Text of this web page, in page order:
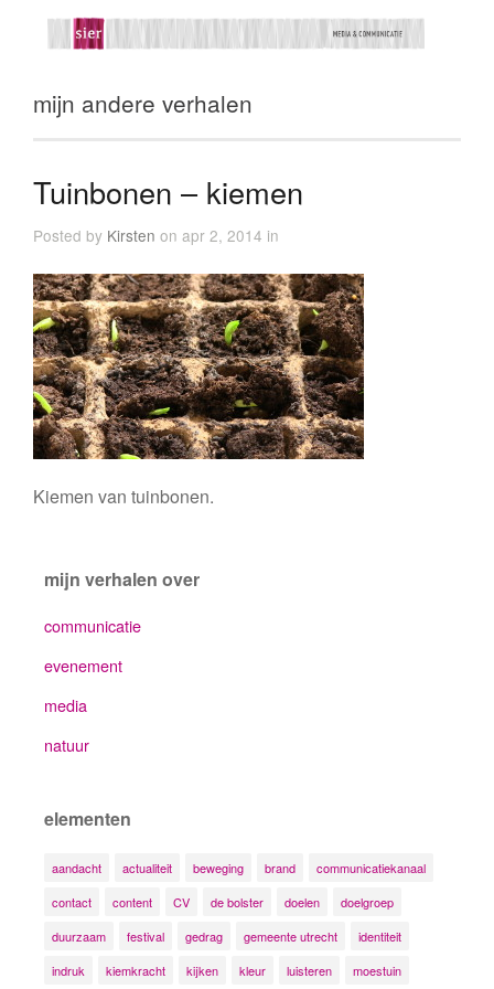
mijn andere verhalen
Tuinbonen – kiemen
Posted by Kirsten on apr 2, 2014 in
Kiemen van tuinbonen.
mijn verhalen over
communicatie
evenement
media
natuur
elementen
aandacht actualiteit beweging brand
communicatiekanaal
contact
content CV de bolster doelen
doelgroep
duurzaam
festival gedrag gemeente utrecht
identiteit
indruk
kiemkracht kijken kleur luisteren moestuin